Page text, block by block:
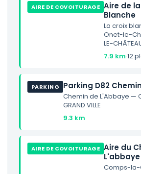
AIRE DE COVOITURAGE Aire de
Blanche
La croix
Onet-le-
LE-
7.9 km·12
PARKING Parking D82
Chemin de L'Abbaye —
GRAND VILLE
9.3 km
AIRE DE COVOITURAGE Aire du
L'abbaye
Comps-